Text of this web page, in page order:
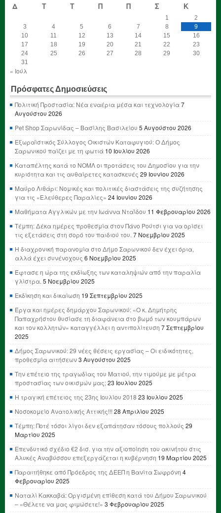
Δ
Τ Τ Π Π Σ Κ
1
2
3
4 5 6 7 8
9
10
11 12 13 14 15
16
17
18 19 20 21 22
23
24
25 26 27 28 29
30
31
« Ιούλ
Πρόσφατες Δημοσιεύσεις
Πολιτική Προστασία: Νέα εναέρια μέσα και τεχνολογία7
Αυγούστου 2026
Pet Shop Σαρωνίδας – Βασίλης Βασιλείου 5 Αυγούστου 2026
Εξωραϊστικός Σύλλογος Οικιστών Καταφυγιού: Ο Δήμος
Σαρωνικού παίζει με τη φωτιά 10 Ιουλίου 2026
Καταπέλτης κατά το ΝΟΜΛ οι προτάσεις του Δημοσίου για την
κυριότητα και τις αυθαίρετες κατασκευές 29 Ιουνίου 2026
Μαύρο Λιθάρι: Νομικές και πολιτικές διαστάσεις της συζήτησης
για τις «Ελεύθερες Παραλίες» 24 Ιουνίου 2026
Μαθήματα Αγγλικών με την Ιωάννα Νταΐδου 11 Φεβρουαρίου 2026
Τέμπη: Δέκα ημέρες προθεσμία στον Πάνο Ρούτσι για να ορίσει
τις εξετάσεις στη σορό του παιδιού του. 7 Νοεμβρίου 2025
Η διαχρονική παρανομία στο Δήμο Σαρωνικού δεν έχει όρια,
αλλά έχει συνένοχους 6 Νοεμβρίου 2025
Έφτασε η ώρα της εκδίωξης των καταληψιών από την παραλία
γλίστρα. 5 Νοεμβρίου 2025
Εκδίκηση και δικαίωση 19 Σεπτεμβρίου 2025
Έργα και ημέρες δημάρχου Σαρωνικού: «Ο κ. Δημήτρης
Παπαχρήστου θυσίασε τη διαφάνεια στο βωμό των κουμπάρων
και τον κολλητών» καταγγέλλει η αντιπολίτευση 7 Σεπτεμβρίου
2025
Δήμος Σαρωνικού: 29 νέες θέσεις εργασίας – Οι ειδικότητες,
προθεσμία αιτήσεων3 Αυγούστου 2025
Την επέτειο της τραγωδίας του Ματιού, την τιμούμε με μέτρα
προστασίας των οικισμών μας;23 Ιουλίου 2025
Η τραγική επέτειος της 23ης Ιουλίου 2018 23 Ιουλίου 2025
Νοσοκομείο Ανατολικής Αττικής!!! 28 Απριλίου 2025
Τέμπη: Ποτέ τόσοι λίγοι δεν εξαπάτησαν τόσους πολλούς 29
Μαρτίου 2025
Επενδυτικό σχέδιο €2 δισ. για την αξιοποίηση του ακινήτου στις
Αλυκές Αναβύσσου επεξεργάζεται η κυβέρνηση 19 Μαρτίου 2025
Παραιτήθηκε από Πρόεδρος της ΔΕΕΠ η Βανίτα Σωφρόνη 4
Φεβρουαρίου 2025
Ναταλί Κακκαβά: Οργισμένη επίθεση κατά του Δήμου Σαρωνικού
– «Θέλετε να μας φιμώσετε!» 3 Φεβρουαρίου 2025